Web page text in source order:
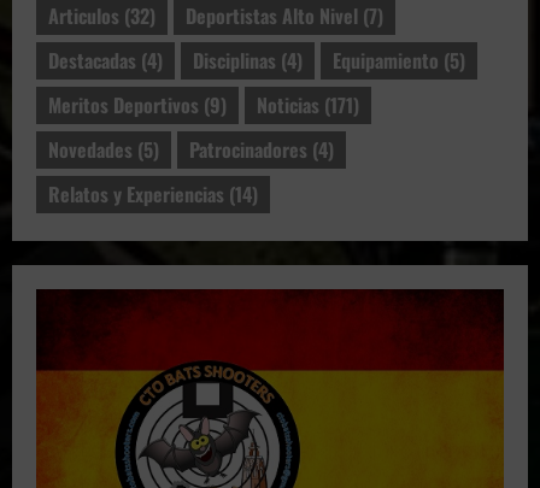
Articulos (32) Deportistas Alto Nivel (7)
Destacadas (4) Disciplinas (4) Equipamiento (5)
Meritos Deportivos (9) Noticias (171)
Novedades (5) Patrocinadores (4)
Relatos y Experiencias (14)